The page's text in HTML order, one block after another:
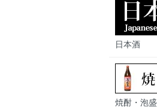
日本酒
焼酎・泡盛